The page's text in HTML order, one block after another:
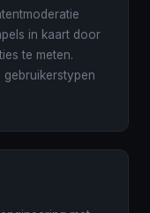
in kaart door
te meten.